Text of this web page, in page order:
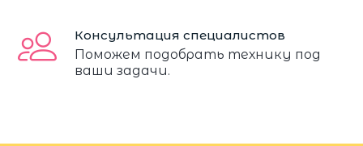
Консультация специалистов
Поможем подобрать технику под
ваши задачи.